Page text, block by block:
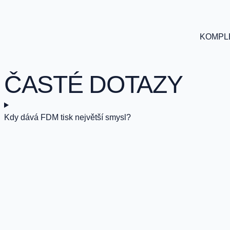
ČASTÉ DOTAZY
Kdy dává FDM tisk největší smysl?